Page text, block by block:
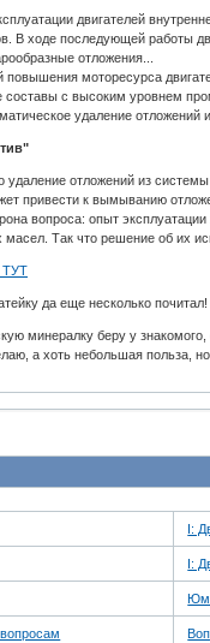
двигателей
В ходе последующей работы
отложения...
повышения моторесурса
с высоким уровнем
удаление
удаление отложений из
привести к вымыванию
вопроса: опыт
Так что решение об их
да еще несколько
минералку беру у
а хоть небольшая польза, но
I:
I: